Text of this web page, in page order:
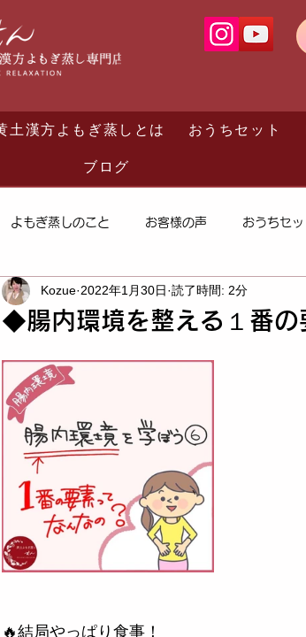
土漢方よもぎ蒸しとは おうちセット
ブログ
よもぎ蒸しのこと お客様の声 おうちセ
◆腸内環境を整える１番の
Kozue 2022年1月30日 読了時間: 2分
🔥結局やっぱり食事！